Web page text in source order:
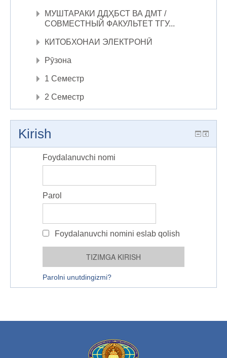
МУШТАРАКИ ДДҲБСТ ВА ДМТ /
СОВМЕСТНЫЙ ФАКУЛЬТЕТ ТГУ...
КИТОБХОНАИ ЭЛЕКТРОНӢ
Рӯзона
1 Семестр
2 Семестр
Kirish
Foydalanuvchi nomi
Parol
Foydalanuvchi nomini eslab qolish
Parolni unutdingizmi?